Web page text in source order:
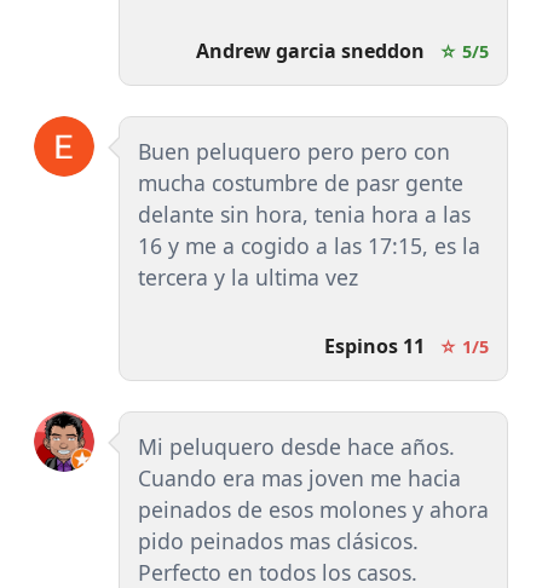
Andrew garcia sneddon ☆ 5/5
Buen peluquero pero pero con
mucha costumbre de pasr gente
delante sin hora, tenia hora a las
16 y me a cogido a las 17:15, es la
tercera y la ultima vez
Espinos 11 ☆ 1/5
Mi peluquero desde hace años.
Cuando era mas joven me hacia
peinados de esos molones y ahora
pido peinados mas clásicos.
Perfecto en todos los casos.